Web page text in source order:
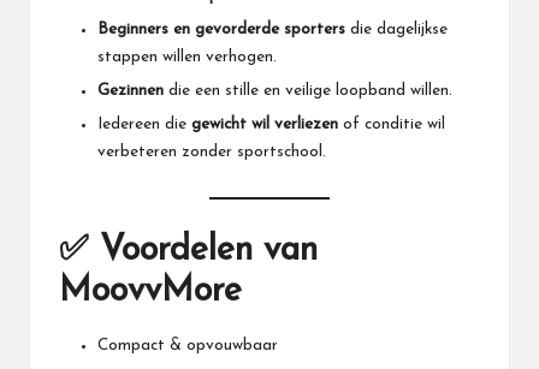
Beginners en gevorderde sporters die dagelijkse
stappen willen verhogen.
Gezinnen die een stille en veilige loopband willen.
Iedereen die gewicht wil verliezen of conditie wil
verbeteren zonder sportschool.
✅ Voordelen van
MoovvMore
Compact & opvouwbaar